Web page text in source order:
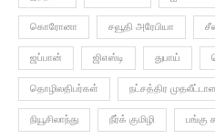
கொரோனா சவூதி அரேபியா
ஜப்பான் ஜிஎஸ்டி துபாய்
தொழிலதிபர்கள் நட்சத்திர
நியூசிலாந்து நீர்க் குமிழி பங்கு